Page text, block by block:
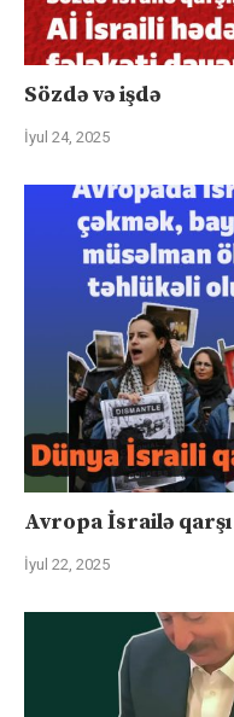
Sözdə və işdə
İyul 24, 2025
Avropa İsrailə qarşı
İyul 22, 2025